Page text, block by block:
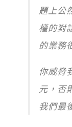
題上公
權的對
的業務
你威脅
元，否
我們最